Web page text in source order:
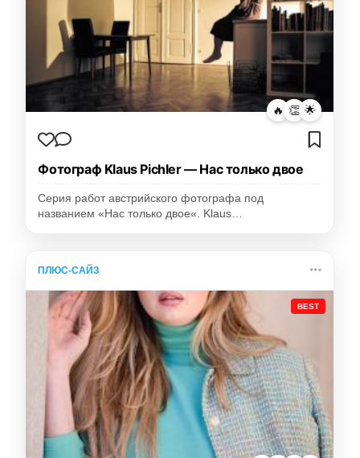
🔥 👏 🌟
Фотограф Klaus Pichler — Нас только двое
Серия работ австрийского фотографа под
названием «Нас только двое«. Klaus…
ПЛЮС-САЙЗ
BEST